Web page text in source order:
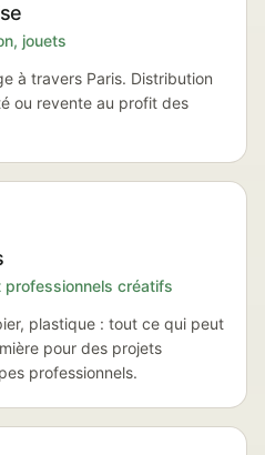
jouets
à travers Paris. Distribution
ou revente au profit des
créatifs
plastique : tout ce qui peut
pour des projets
professionnels.